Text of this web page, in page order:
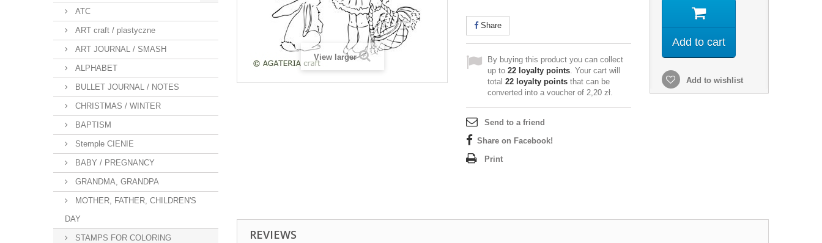
ATC
ART craft / plastyczne
ART JOURNAL / SMASH
ALPHABET
BULLET JOURNAL / NOTES
CHRISTMAS / WINTER
BAPTISM
Stemple CIENIE
BABY / PREGNANCY
GRANDMA, GRANDPA
MOTHER, FATHER, CHILDREN'S
DAY
STAMPS FOR COLORING
View larger
Share
By buying this product you can collect
up to 22 loyalty points. Your cart will
total 22 loyalty points that can be
converted into a voucher of 2,20 zł.
Send to a friend
Share on Facebook!
Print
Add to cart
Add to wishlist
REVIEWS